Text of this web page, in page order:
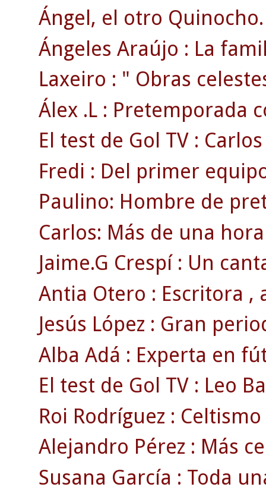
Ángel, el otro Quinocho.
Ángeles Araújo : La
Laxeiro : " Obras
Álex .L : Pretemporada
El test de Gol TV :
Fredi : Del primer
Paulino: Hombre de
Carlos: Más de una
Jaime.G Crespí : Un
Antia Otero : Escritora ,
Jesús López : Gran
Alba Adá : Experta en
El test de Gol TV : Leo
Roi Rodríguez :
Alejandro Pérez : Más
Susana García : Toda